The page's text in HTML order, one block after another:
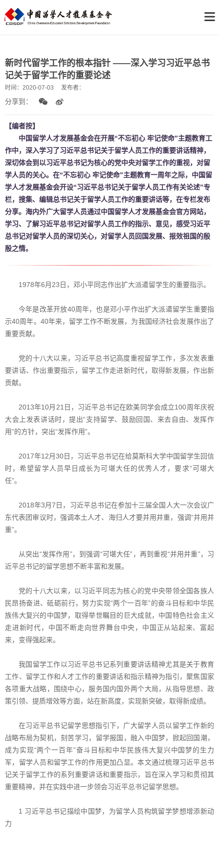
新时代留学工作的根本指针 ——深入学习习近平总书
记关于留学工作的重要论述
时间： 2020-07-03 发布者：
分享到：
【编者按】
中国留学人才发展基金会在开展“不忘初心 牢记使命”主题教育工
作中，深入学习了习近平总书记关于留学人员工作的重要讲话精神，
深切体会到以习近平总书记为核心的党中央对留学工作的重视，对留
学人员的关心。在“不忘初心 牢记使命”主题教育一周年之际，中国留
学人才发展基金会开设“习近平总书记关于留学人员工作有关论述”专
栏，搜集、编辑总书记关于留学人员工作的重要讲话等，在专栏发布
分享。海内外广大留学人员通过中国留学人才发展基金会官方网站，
学习、了解习近平总书记对留学人员工作的指示、意见，感受习近平
总书记对留学人员的深切关心，对留学人员回国发展、报效祖国的殷
殷之情。
1978年6月23日，邓小平同志作出扩大派遣留学生的重要指示。
今年是改革开放40周年，也是邓小平作出扩大派遣留学生重要指
示40周年。40年来，留学工作不断发展，为我国经济社会发展作出了
重要贡献。
党的十八大以来，习近平总书记高度重视留学工作，多次发表重
要讲话、作出重要指示，留学工作走进新时代，取得新发展，作出新
贡献。
2013年10月21日，习近平总书记在欧美同学会成立100周年庆祝
大会上发表讲话时，提出“支持留学、鼓励回国、来去自由、发挥作
用”的方针，突出“发挥作用”。
2017年12月30日，习近平总书记在给莫斯科大学中国留学生回信
时，希望留学人员早日成长为可堪大任的优秀人才，要求“可堪大
任”。
2018年3月7日，习近平总书记在参加十三届全国人大一次会议广
东代表团审议时，强调本土人才、海归人才要并用并重，强调“并用并
重”。
从突出“发挥作用”，到强调“可堪大任”，再到重视“并用并重”，习
近平总书记的留学思想不断丰富和发展。
党的十八大以来，以习近平同志为核心的党中央带领全国各族人
民昂扬奋进、砥砺前行，努力实现“两个一百年”的奋斗目标和中华民
族伟大复兴的中国梦，取得举世瞩目的巨大成就，中国特色社会主义
走进新时代，中国不断走向世界舞台中央，中国正从站起来、富起
来，变得强起来。
我国留学工作以习近平总书记系列重要讲话精神尤其是关于教育
工作、留学工作和人才工作的重要讲话和指示精神为指引，聚焦国家
各项重大战略，围绕中心，服务国内国外两个大局，从指导思想、政
策引领、提质增效等方面，站在新高度，实现新突破，取得新成绩。
在习近平总书记留学思想指引下，广大留学人员以留学工作新的
战略布局为契机，刻苦学习，留学报国，融入中国梦，掀起回国潮，
成为实现“两个一百年”奋斗目标和中华民族伟大复兴中国梦的生力
军，留学人员和留学工作的作用更加凸显。本文通过梳理习近平总书
记关于留学工作的系列重要讲话和重要指示，旨在深入学习和贯彻其
重要精神，并在实践中进一步领会习近平总书记留学思想。
1 习近平总书记描绘中国梦，为留学人员构筑留学梦想增添新动
力